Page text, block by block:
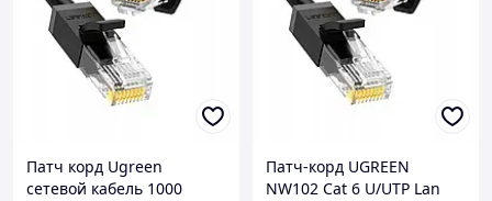
Патч корд Ugreen
сетевой кабель 1000
Патч-корд UGREEN
NW102 Cat 6 U/UTP Lan